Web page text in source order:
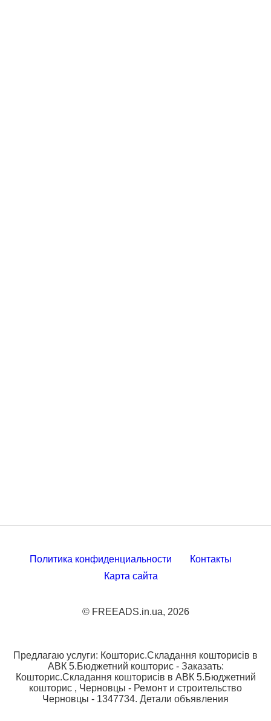
Политика конфиденциальности
Контакты
Карта сайта
© FREEADS.in.ua, 2026
Предлагаю услуги: Кошторис.Складання кошторисiв в
АВК 5.Бюджетний кошторис - Заказать:
Кошторис.Складання кошторисiв в АВК 5.Бюджетний
кошторис , Черновцы - Ремонт и строительство
Черновцы - 1347734. Детали объявления